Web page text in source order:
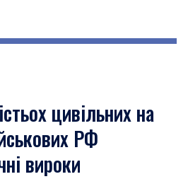
цивільних на
РФ
вироки